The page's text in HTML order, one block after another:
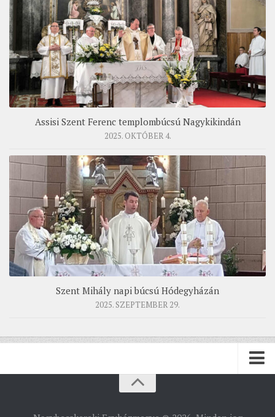
Assisi Szent Ferenc templombúcsú Nagykikindán
2025. OKTÓBER 4.
Szent Mihály napi búcsú Hódegyházán
2025. SZEPTEMBER 29.